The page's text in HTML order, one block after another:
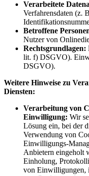
Verarbeitete
Verfahrensdaten (z.
Betroffene
Nutzer von
Rechtsgrundlagen:
lit. f) DSGVO).
DSGVO).
Weitere Hinweise zu
Diensten:
Verarbeitung von
Einwilligung: Wir
Lösung ein, bei der
Verwendung von
Einwilligungs-
Anbietern eingeholt
Einholung,
von Einwilligungen,